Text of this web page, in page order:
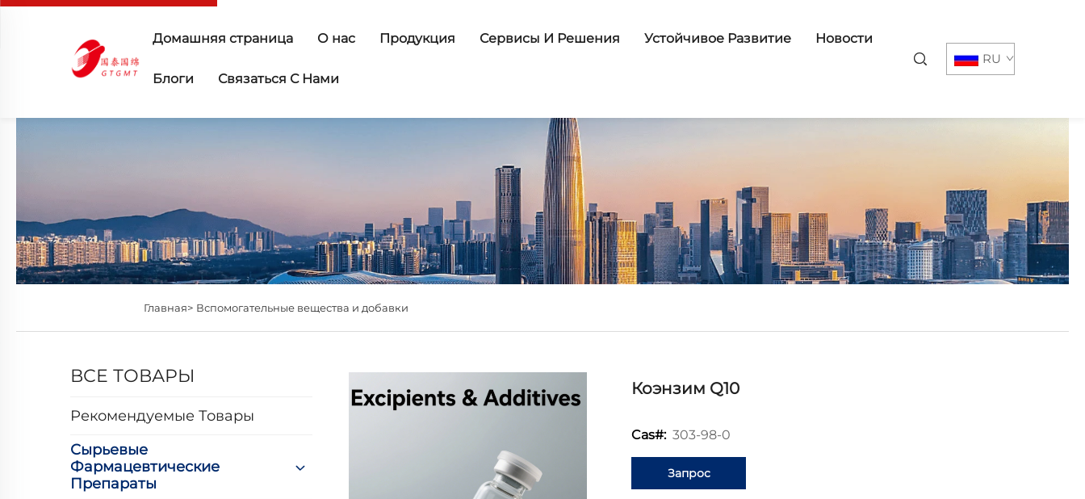
Домашняя страница О нас Продукция Сервисы И Решения Устойчивое Развитие Новости
Блоги Связаться С Нами
RU
Главная> Вспомогательные вещества и добавки
ВСЕ ТОВАРЫ
Рекомендуемые Товары
Сырьевые
Фармацевтические
Препараты
Коэнзим Q10
Cas#: 303-98-0
Запрос